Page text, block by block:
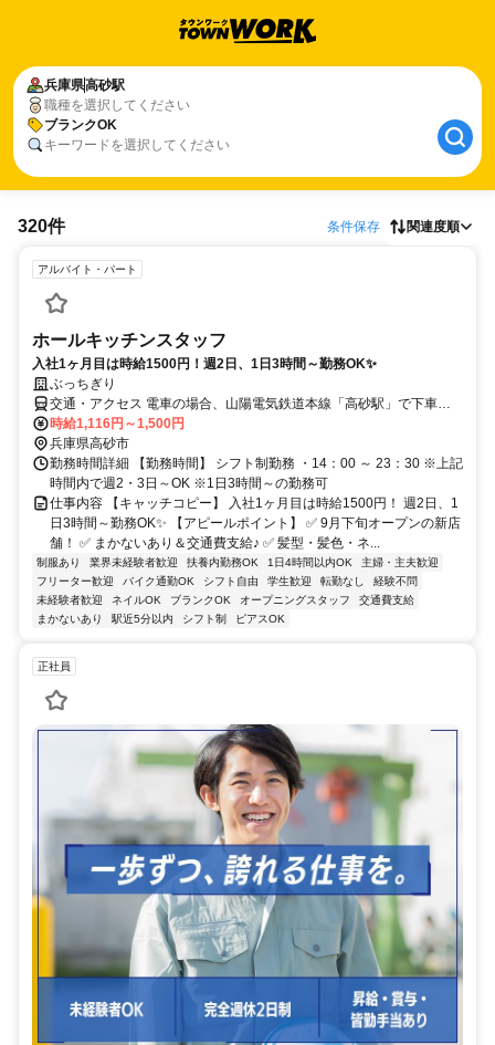
兵庫県高砂駅
職種を選択してください
ブランクOK
キーワードを選択してください
320件 条件保存 関連度順
アルバイト・パート
ホールキッチンスタッフ
入社1ヶ月目は時給1500円！週2日、1日3時間～勤務OK✨
ぶっちぎり
交通・アクセス 電車の場合、山陽電気鉄道本線「高砂駅」で下車す
ぐです。車の場合は加古川バイパス「加古川西IC」から南へ約15分で
す。
時給1,116円～1,500円
兵庫県高砂市
勤務時間詳細 【勤務時間】 シフト制勤務 ・14：00 ～ 23：30 ※上記
時間内で週2・3日～OK ※1日3時間～の勤務可
仕事内容 【キャッチコピー】 入社1ヶ月目は時給1500円！ 週2日、1
日3時間～勤務OK✨ 【アピールポイント】 ✅ 9月下旬オープンの新店
舗！ ✅ まかないあり＆交通費支給♪ ✅ 髪型・髪色・ネ...
制服あり 業界未経験者歓迎 扶養内勤務OK 1日4時間以内OK
主婦・主夫歓迎
フリーター歓迎
バイク通勤OK シフト自由 学生歓迎 転勤なし
経験不問
未経験者歓迎
ネイルOK ブランクOK オープニングスタッフ
交通費支給
まかないあり
駅近5分以内 シフト制 ピアスOK
正社員